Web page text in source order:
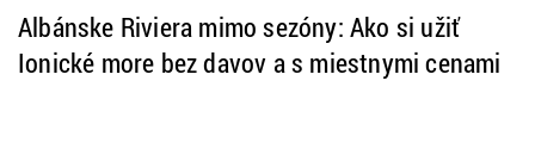
Albánske Riviera mimo sezóny: Ako si užiť
Ionické more bez davov a s miestnymi cenami